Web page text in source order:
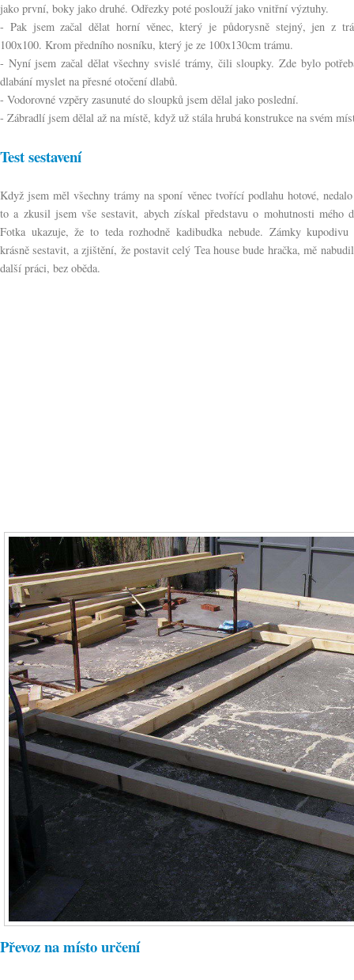
jako první, boky jako druhé. Odřezky poté poslouží jako vnitřní výztuhy.
- Pak jsem začal dělat horní věnec, který je půdorysně stejný, jen z
100x100. Krom předního nosníku, který je ze 100x130cm trámu.
- Nyní jsem začal dělat všechny svislé trámy, čili sloupky. Zde bylo
dlabání myslet na přesné otočení dlabů.
- Vodorovné vzpěry zasunuté do sloupků jsem dělal jako poslední.
- Zábradlí jsem dělal až na místě, když už stála hrubá konstrukce na svém
Test sestavení
Když jsem měl všechny trámy na sponí věnec tvořící podlahu hotové,
to a zkusil jsem vše sestavit, abych získal představu o mohutnosti mého
Fotka ukazuje, že to teda rozhodně kadibudka nebude. Zámky
krásně sestavit, a zjištění, že postavit celý Tea house bude hračka, mě
další práci, bez oběda.
Převoz na místo určení